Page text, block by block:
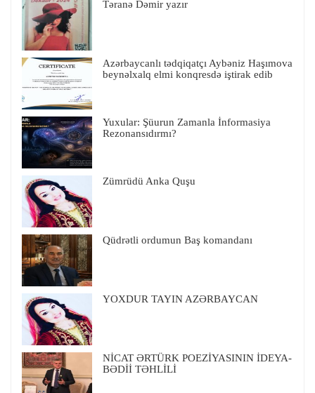
Təranə Dəmir yazır
Azərbaycanlı tədqiqatçı Aybəniz Haşımova
beynəlxalq elmi konqresdə iştirak edib
Yuxular: Şüurun Zamanla İnformasiya
Rezonansıdırmı?
Zümrüdü Anka Quşu
Qüdrətli ordumun Baş komandanı
YOXDUR TAYIN AZƏRBAYCAN
NİCAT ƏRTÜRK POEZİYASININ İDEYA-
BƏDİİ TƏHLİLİ